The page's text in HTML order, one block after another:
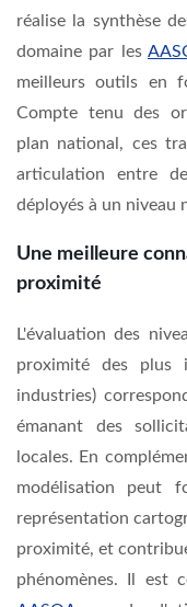
réalise la synthèse
domaine par les
meilleurs outils en
Compte tenu des
plan national, ces
articulation entre
déployés à un niveau
Une meilleure
proximité
L'évaluation des
proximité des plus
industries)
émanant des
locales. En
modélisation peut
représentation
proximité, et
phénomènes. Il est